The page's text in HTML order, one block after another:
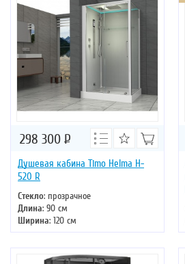
Душевая кабина Timo Helma H-
520 R
Стекло: прозрачное
Длина: 90 см
Ширина: 120 см
Высота: 220 см
Форма: прямоугольная
: раздвижные
298 300 Р